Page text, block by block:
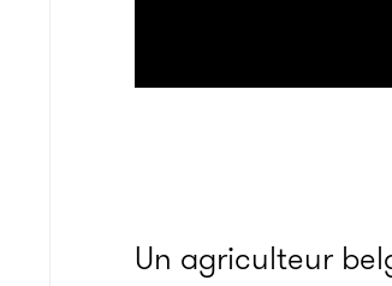
Un agriculteur